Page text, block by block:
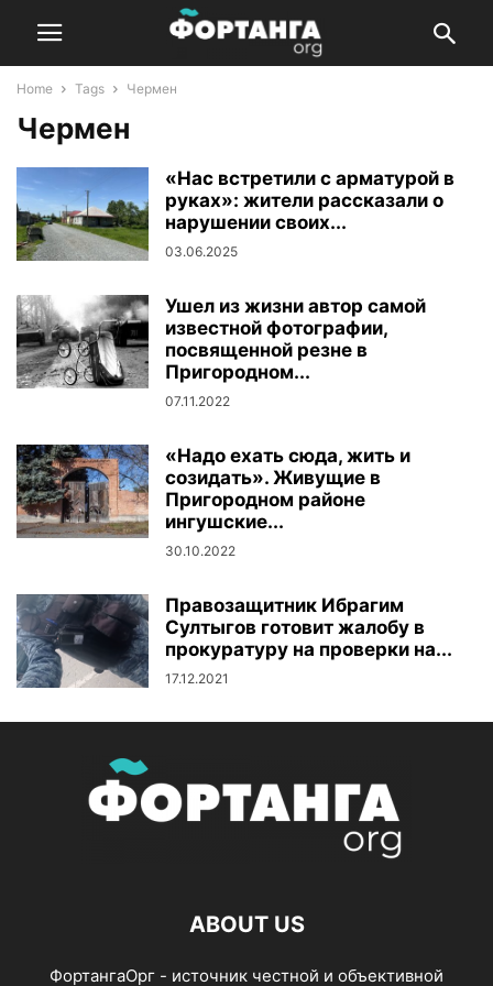
Home Tags Чермен
Чермен
«Нас встретили с арматурой в
руках»: жители рассказали о
нарушении своих...
03.06.2025
Ушел из жизни автор самой
известной фотографии,
посвященной резне в
Пригородном...
07.11.2022
«Надо ехать сюда, жить и
созидать». Живущие в
Пригородном районе
ингушские...
30.10.2022
Правозащитник Ибрагим
Султыгов готовит жалобу в
прокуратуру на проверки на...
17.12.2021
ABOUT US
ФортангаОрг - источник честной и объективной